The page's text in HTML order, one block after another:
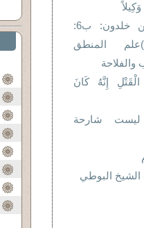
عرض مقدمة ابن خلدون: ب6:
20 )علم المنطق
والفلاحة
إِنَّهُ كَانَ
ليست شارحة
البوطي